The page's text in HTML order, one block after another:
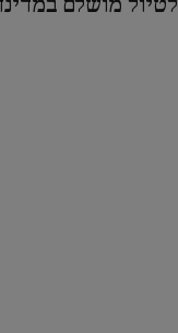
לטיול מושלם